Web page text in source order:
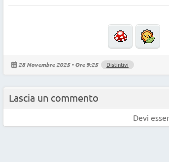
28 Novembre 2025 - Ore 9:25 Distintivi
Lascia un commento
Devi